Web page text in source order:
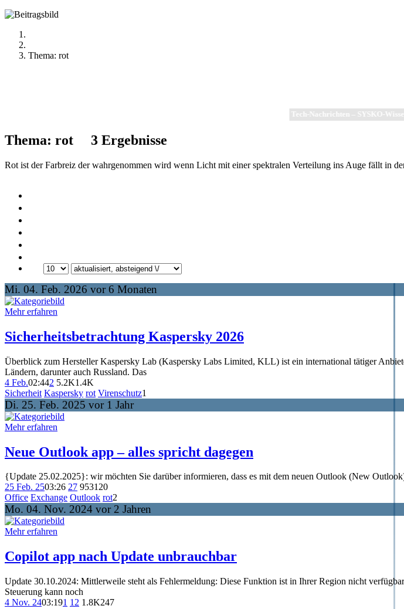
Thema: rot
Tech-Nachrichten – SYSKO-
Thema: rot 3 Ergebnisse
Rot ist der Farbreiz der wahrgenommen wird wenn Licht mit einer spektralen Verteilung ins Auge fällt in
Mi. 04. Feb. 2026 vor 6 Monaten
Mehr erfahren
Sicherheitsbetrachtung Kaspersky 2026
Überblick zum Hersteller Kaspersky Lab (Kaspersky Labs Limited, KLL) ist ein international tätiger
Ländern, darunter auch Russland. Das
4 Feb.02:442 5.2K1.4K
Sicherheit Kaspersky rot Virenschutz1
Di. 25. Feb. 2025 vor 1 Jahr
Mehr erfahren
Neue Outlook app – alles spricht dagegen
{Update 25.02.2025}: wir möchten Sie darüber informieren, dass es mit dem neuen Outlook (New
25 Feb. 2503:26 27 953120
Office Exchange Outlook rot2
Mo. 04. Nov. 2024 vor 2 Jahren
Mehr erfahren
Copilot app nach Update unbrauchbar
Update 30.10.2024: Mittlerweile steht als Fehlermeldung: Diese Funktion ist in Ihrer Region nicht
Steuerung kann noch
4 Nov. 2403:191 12 1.8K247